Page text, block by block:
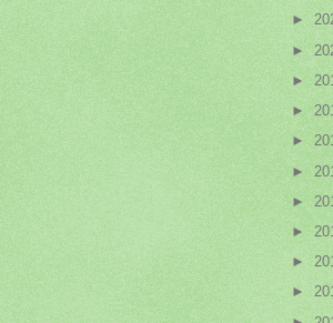
►
►
►
►
►
►
►
►
►
►